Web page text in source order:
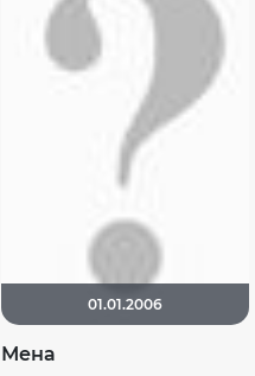
01.01.2006
Мена